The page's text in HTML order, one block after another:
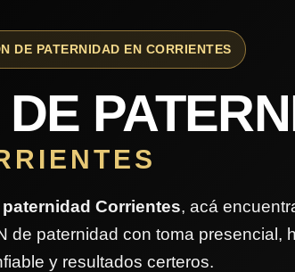
DE PATERNIDAD EN CORRIENTES
paternidad Corrientes, acá
de paternidad con toma presencial,
y resultados certeros.